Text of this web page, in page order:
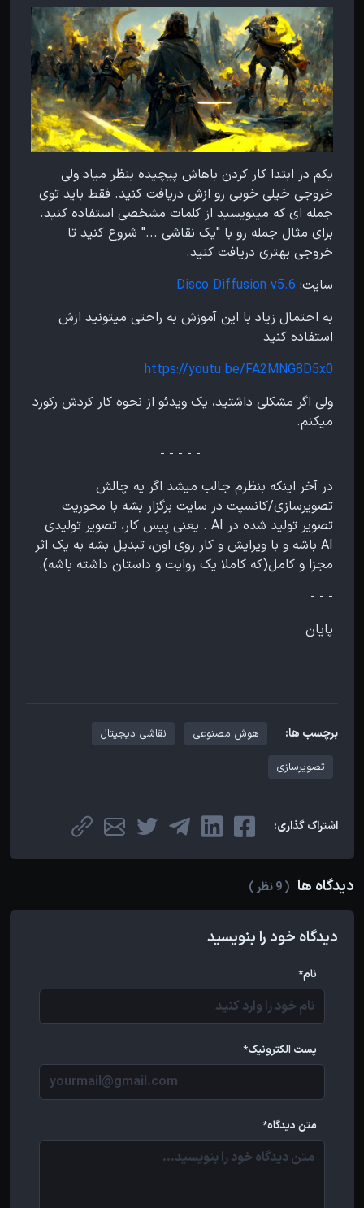
یکم در ابتدا کار کردن باهاش پیچیده بنظر میاد ولی
خروجی خیلی خوبی رو ازش دریافت کنید. فقط باید توی
جمله ای که مینویسید از کلمات مشخصی استفاده کنید.
برای مثال جمله رو با "یک نقاشی ..." شروع کنید تا
خروجی بهتری دریافت کنید.
سایت: Disco Diffusion v5.6
به احتمال زیاد با این آموزش به راحتی میتونید ازش
استفاده کنید
https://youtu.be/FA2MNG8D5x0
ولی اگر مشکلی داشتید، یک ویدئو از نحوه کار کردش رکورد
میکنم.
- - - - -
در آخر اینکه بنظرم جالب میشد اگر یه چالش
تصویرسازی/کانسپت در سایت برگزار بشه با محوریت
تصویر تولید شده در AI . یعنی بِیس کار، تصویر تولیدی
AI باشه و با ویرایش و کار روی اون، تبدیل بشه به یک اثر
مجزا و کامل(که کاملا یک روایت و داستان داشته باشه).
- - -
پایان
برچسب ها: هوش مصنوعی نقاشی دیجیتال
تصویرسازی
اشتراک گذاری:
دیدگاه ها ( 9 نظر )
دیدگاه خود را بنویسید
نام*
پست الکترونیک*
متن دیدگاه*